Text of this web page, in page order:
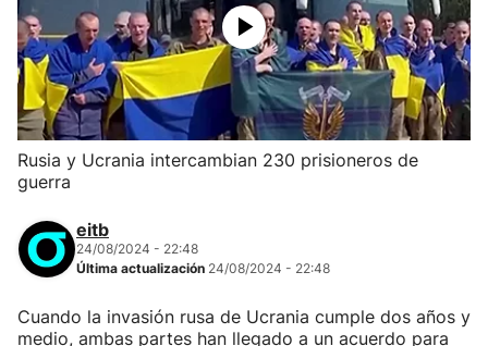
Rusia y Ucrania intercambian 230 prisioneros de
guerra
eitb
24/08/2024 - 22:48
Última actualización 24/08/2024 - 22:48
Cuando la invasión rusa de Ucrania cumple dos años y
medio, ambas partes han llegado a un acuerdo para